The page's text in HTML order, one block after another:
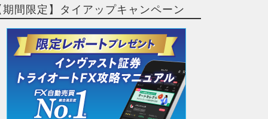
期間限定】タイアップキャンペーン